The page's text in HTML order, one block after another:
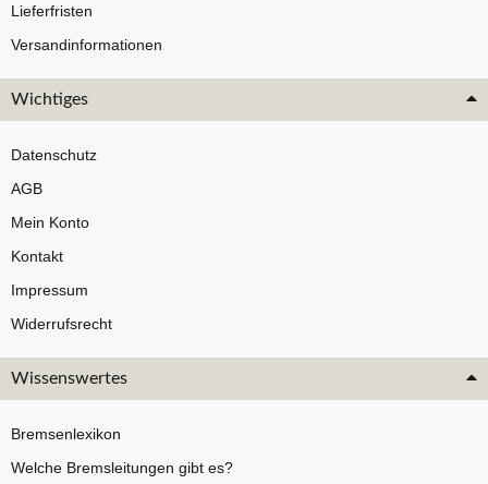
Lieferfristen
Versandinformationen
Wichtiges
Datenschutz
AGB
Mein Konto
Kontakt
Impressum
Widerrufsrecht
Wissenswertes
Bremsenlexikon
Welche Bremsleitungen gibt es?